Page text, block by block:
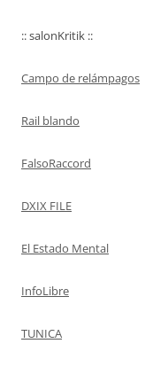
:: salonKritik ::
Campo de relámpagos
Rail blando
FalsoRaccord
DXIX FILE
El Estado Mental
InfoLibre
TUNICA